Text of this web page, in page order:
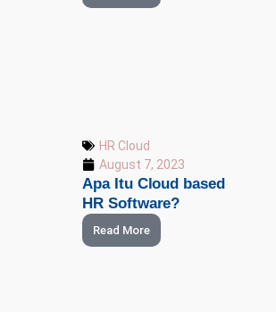
HR Cloud
August 7, 2023
Apa Itu Cloud based
HR Software?
Read More